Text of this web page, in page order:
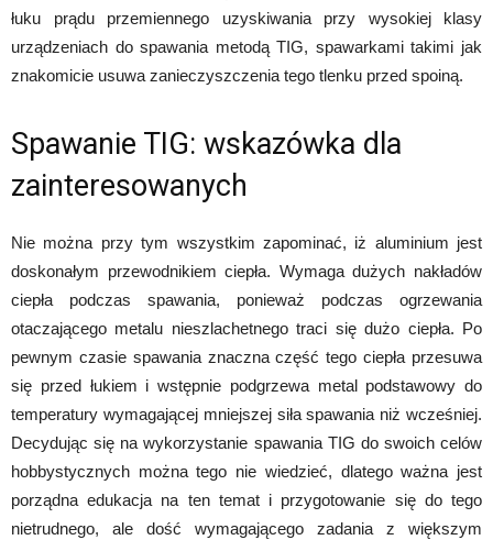
łuku prądu przemiennego uzyskiwania przy wysokiej klasy
urządzeniach do spawania metodą TIG, spawarkami takimi jak
znakomicie usuwa zanieczyszczenia tego tlenku przed spoiną.
Spawanie TIG: wskazówka dla
zainteresowanych
Nie można przy tym wszystkim zapominać, iż aluminium jest
doskonałym przewodnikiem ciepła. Wymaga dużych nakładów
ciepła podczas spawania, ponieważ podczas ogrzewania
otaczającego metalu nieszlachetnego traci się dużo ciepła. Po
pewnym czasie spawania znaczna część tego ciepła przesuwa
się przed łukiem i wstępnie podgrzewa metal podstawowy do
temperatury wymagającej mniejszej siła spawania niż wcześniej.
Decydując się na wykorzystanie spawania TIG do swoich celów
hobbystycznych można tego nie wiedzieć, dlatego ważna jest
porządna edukacja na ten temat i przygotowanie się do tego
nietrudnego, ale dość wymagającego zadania z większym